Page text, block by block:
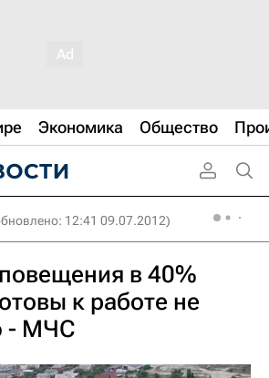
Экономика Общество
12:41 09.07.2012)
в 40%
к работе не
- МЧС